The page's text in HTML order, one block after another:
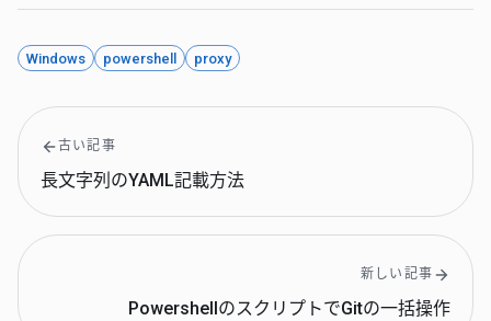
Windows powershell proxy
古い記事
長文字列のYAML記載方法
新しい記事
PowershellのスクリプトでGitの一括操作